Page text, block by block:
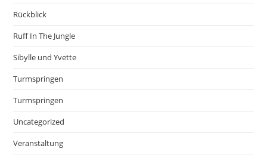
Rückblick
Ruff In The Jungle
Sibylle und Yvette
Turmspringen
Turmspringen
Uncategorized
Veranstaltung